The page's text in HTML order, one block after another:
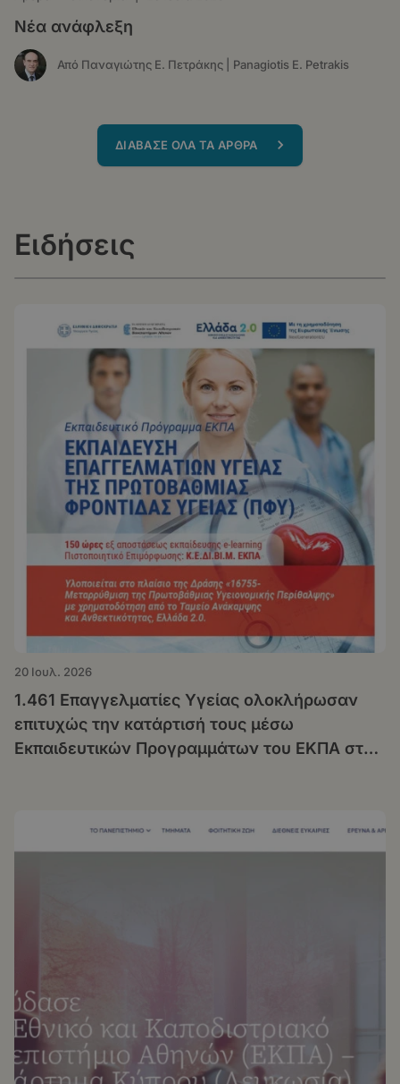
Νέα ανάφλεξη
Από Παναγιώτης Ε. Πετράκης | Panagiotis E. Petrakis
ΔΙΑΒΑΣΕ ΟΛΑ ΤΑ ΑΡΘΡΑ
Ειδήσεις
20 Ιουλ. 2026
1.461 Επαγγελματίες Υγείας ολοκλήρωσαν
επιτυχώς την κατάρτισή τους μέσω
Εκπαιδευτικών Προγραμμάτων του ΕΚΠΑ στο